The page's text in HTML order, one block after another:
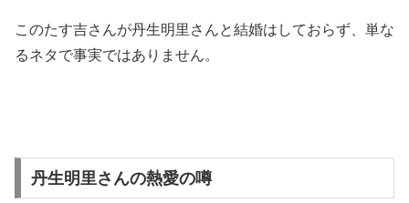
このたす吉さんが丹生明里さんと結婚はしておらず、単な
るネタで事実ではありません。
丹生明里さんの熱愛の噂